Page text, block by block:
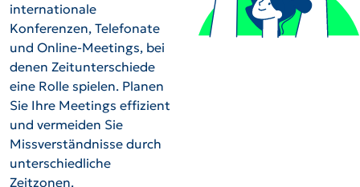
internationale
Konferenzen, Telefonate
und Online-Meetings, bei
denen Zeitunterschiede
eine Rolle spielen. Planen
Sie Ihre Meetings effizient
und vermeiden Sie
Missverständnisse durch
unterschiedliche
Zeitzonen.